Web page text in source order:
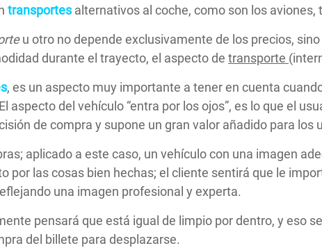
transportesalternativos al coche, como son los aviones,
u otro no depende exclusivamente de los precios,
durante el trayecto, el aspecto de transporte
, es un aspecto muy importante a tener en cuenta
aspecto del vehículo “entra por los ojos”, es lo que el
de compra y supone un gran valor añadido para los
aplicado a este caso, un vehículo con una imagen
por las cosas bien hechas; el cliente sentirá que le
una imagen profesional y experta.
pensará que está igual de limpio por dentro, y eso
del billete para desplazarse.